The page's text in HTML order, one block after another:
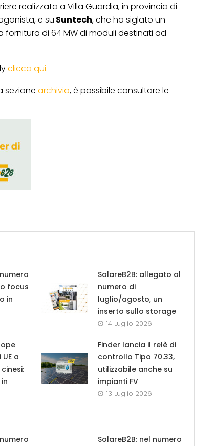
realizzata a Villa Guardia, in provincia di
e su Suntech, che ha siglato un
fornitura di 64 MW di moduli destinati ad
clicca qui.
sezione archivio, è possibile consultare le
focus
in
SolareB2B: allegato al
numero di
luglio/agosto, un
inserto sullo storage
14 Luglio 2026
a
Finder lancia il relè di
controllo Tipo 70.33,
utilizzabile anche su
impianti FV
13 Luglio 2026
SolareB2B: nel numero